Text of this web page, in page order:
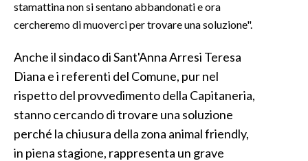
stamattina non si sentano abbandonati e ora
cercheremo di muoverci per trovare una soluzione".
Anche il sindaco di Sant'Anna Arresi Teresa
Diana e i referenti del Comune, pur nel
rispetto del provvedimento della Capitaneria,
stanno cercando di trovare una soluzione
perché la chiusura della zona animal friendly,
in piena stagione, rappresenta un grave